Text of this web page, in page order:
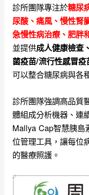
診所團隊專注於糖尿
尿酸、痛風、慢性腎
急慢性病治療、肥胖
並提供成人健康檢查
菌疫苗/流行性感冒
可以整合糖尿病與各
診所團隊強調高品質
體組成分析機器、連
Mallya Cap智慧胰島
位管理工具，讓每位
的醫療照護。